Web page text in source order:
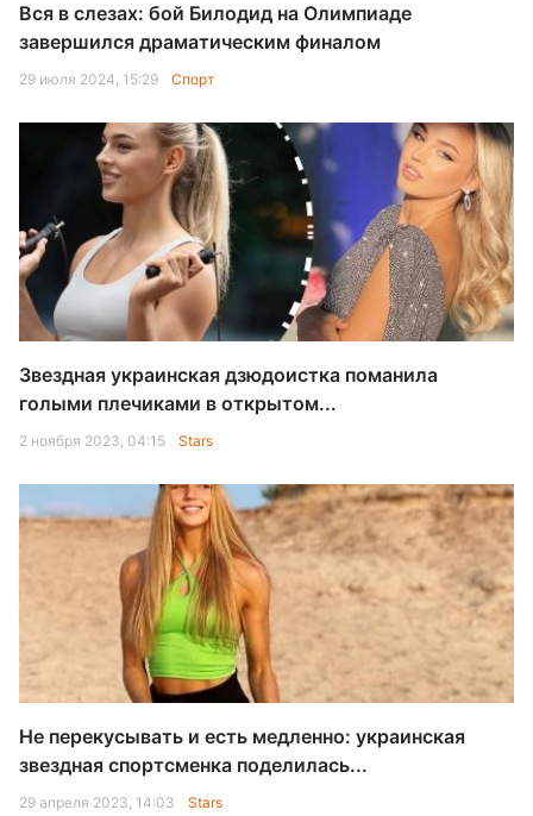
Вся в слезах: бой Билодид на Олимпиаде
завершился драматическим финалом
29 июля 2024, 15:29 Спорт
Звездная украинская дзюдоистка поманила
голыми плечиками в открытом...
2 ноября 2023, 04:15 Stars
Не перекусывать и есть медленно: украинская
звездная спортсменка поделилась...
29 апреля 2023, 14:03 Stars